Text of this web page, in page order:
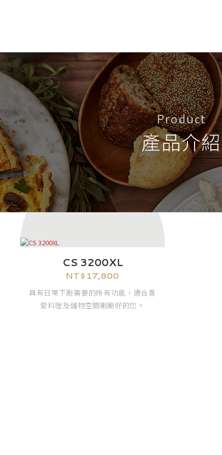
Product
產品介紹
CS 3200XL
NT$17,800
具有日常下廚需要的所有功能，適合喜
愛料理及儲物空間剛剛好的您。